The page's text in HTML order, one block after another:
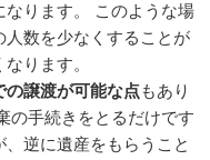
ります。 このような場
数を少なくすることが
ります。
の譲渡が可能な点もあり
の手続きをとるだけです
逆に遺産をもらうこと